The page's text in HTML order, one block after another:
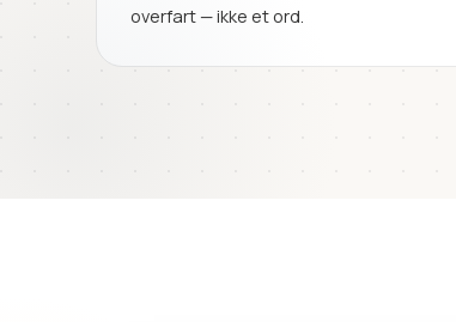
overfart — ikke et ord.